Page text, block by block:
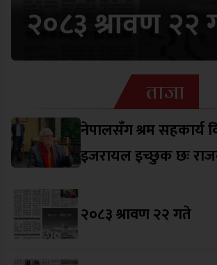
२०८३ श्रावण २२
ताजा
नेपालसँग श्रम सहकार्य
इजरायल इच्छुक छः
२०८३ श्रावण २२ गते